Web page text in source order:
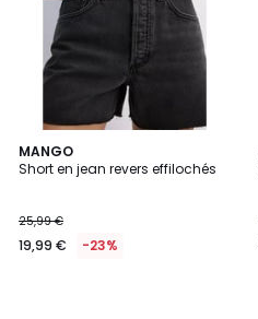
MANGO
Short en jean revers effilochés
25,99 €
19,99 € -23%